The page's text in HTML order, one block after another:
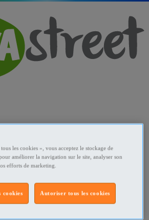
les cookies », vous acceptez le stockage de
améliorer la navigation sur le site, analyser son
efforts de marketing.
Autoriser tous les cookies
cookies